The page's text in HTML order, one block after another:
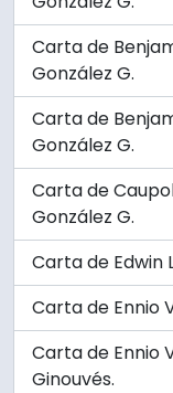
Carta de
González G.
Carta de
González G.
Carta de
González G.
Carta de Edwin
Carta de Ennio
Carta de Ennio
Ginouvés.